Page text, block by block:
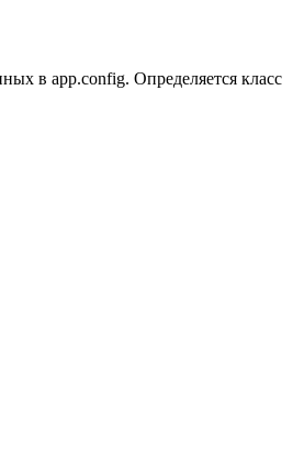
в app.config. Определяется класс